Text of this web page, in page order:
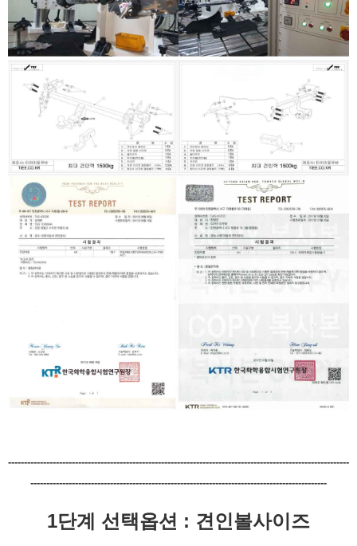
-----------------------------------------------------------------------------------------------------------
---------------------------------------------------------------------------------------------
1단계 선택옵션 : 견인볼사이즈